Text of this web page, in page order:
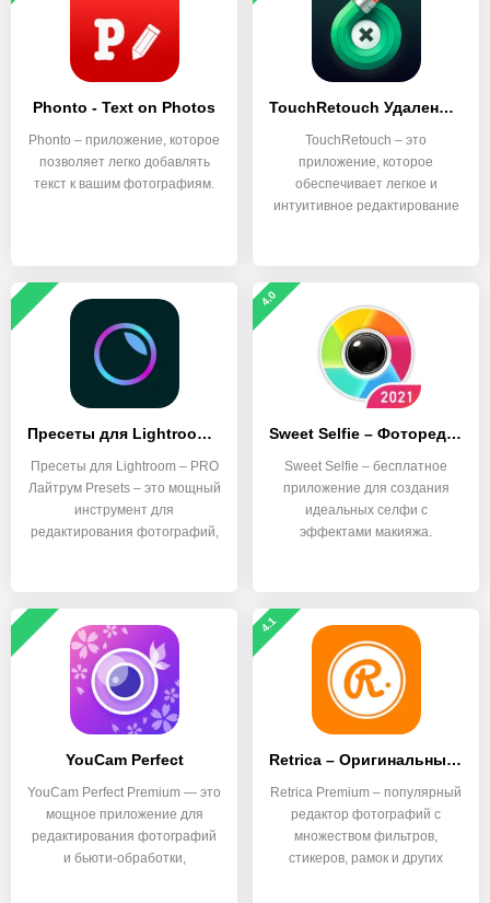
Phonto - Text on Photos
Phonto – приложение, которое
позволяет легко добавлять
текст к вашим фотографиям.
TouchRetouch Удаление объектов
TouchRetouch – это
приложение, которое
обеспечивает легкое и
интуитивное редактирование
Пресеты для Lightroom – PRO Лайтрум Presets
Пресеты для Lightroom – PRO
Лайтрум Presets – это мощный
инструмент для
редактирования фотографий,
4.0
Sweet Selfie – Фоторедактор, камера фото эффекты
Sweet Selfie – бесплатное
приложение для создания
идеальных селфи с
эффектами макияжа.
YouCam Perfect
YouCam Perfect Premium — это
мощное приложение для
редактирования фотографий
и бьюти-обработки,
4.1
Retrica – Оригинальный фильтр камеры
Retrica Premium – популярный
редактор фотографий с
множеством фильтров,
стикеров, рамок и других